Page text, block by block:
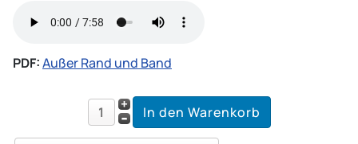
PDF:Außer Rand und Band